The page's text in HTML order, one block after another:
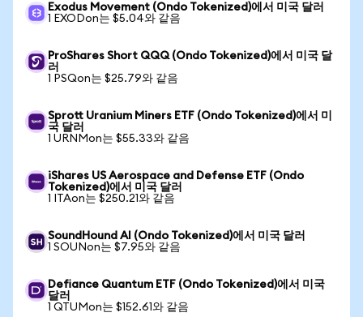
Exodus Movement (Ondo Tokenized)에서 미국 달러
1 EXODon는 $5.04와 같음
ProShares Short QQQ (Ondo Tokenized)에서 미국 달
러
1 PSQon는 $25.79와 같음
Sprott Uranium Miners ETF (Ondo Tokenized)에서 미
국 달러
1 URNMon는 $55.33와 같음
iShares US Aerospace and Defense ETF (Ondo
Tokenized)에서 미국 달러
1 ITAon는 $250.21와 같음
SoundHound AI (Ondo Tokenized)에서 미국 달러
1 SOUNon는 $7.95와 같음
Defiance Quantum ETF (Ondo Tokenized)에서 미국
달러
1 QTUMon는 $152.61와 같음